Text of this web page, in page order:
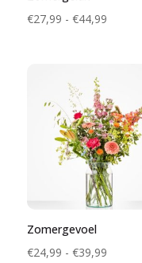
€27,99 - €44,99
Zomergevoel
€24,99 - €39,99